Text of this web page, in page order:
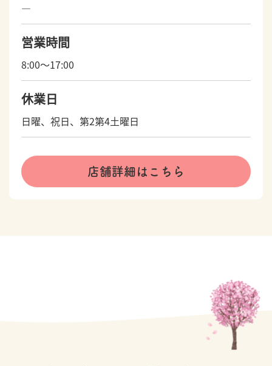
―
営業時間
8:00～17:00
休業日
日曜、祝日、第2第4土曜日
店舗詳細はこちら